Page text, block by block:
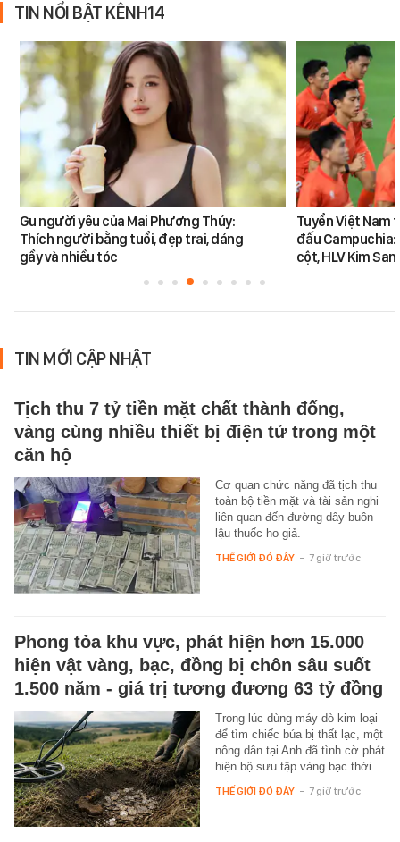
TIN NỔI BẬT KÊNH14
Gu người yêu của Mai Phương Thúy:
Thích người bằng tuổi, đẹp trai, dáng
gầy và nhiều tóc
Tuyển Việt Nam
đấu
cột, HLV Kim
TIN MỚI CẬP NHẬT
Tịch thu 7 tỷ tiền mặt chất thành đống,
vàng cùng nhiều thiết bị điện tử trong một
căn hộ
Cơ quan chức năng đã tịch thu
toàn bộ tiền mặt và tài sản nghi
liên quan đến đường dây buôn
lậu thuốc ho giả.
THẾ GIỚI ĐÓ ĐÂY - 7 giờ trước
Phong tỏa khu vực, phát hiện hơn 15.000
hiện vật vàng, bạc, đồng bị chôn sâu suốt
1.500 năm - giá trị tương đương 63 tỷ đồng
Trong lúc dùng máy dò kim loại
để tìm chiếc búa bị thất lạc, một
nông dân tại Anh đã tình cờ phát
hiện bộ sưu tập vàng bạc thời…
THẾ GIỚI ĐÓ ĐÂY - 7 giờ trước